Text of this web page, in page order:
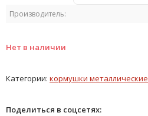
Производитель:
Нет в наличии
Категории: кормушки металлические
Поделиться в соцсетях: